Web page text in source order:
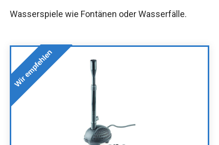
Wasserspiele wie Fontänen oder Wasserfälle.
Wir empfehlen